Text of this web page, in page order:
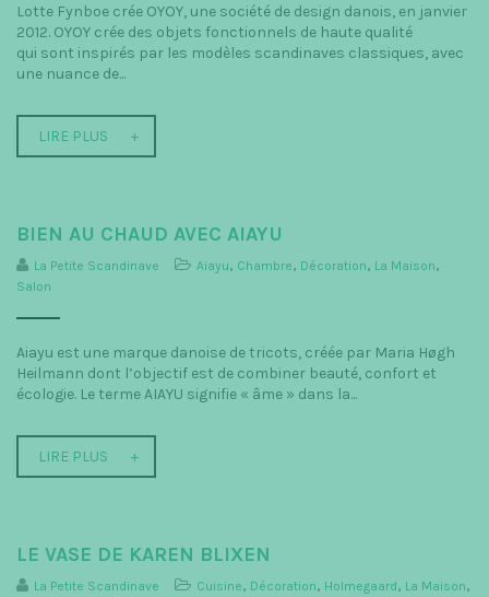
Lotte Fynboe crée OYOY, une société de design danois, en janvier
2012. OYOY crée des objets fonctionnels de haute qualité
qui sont inspirés par les modèles scandinaves classiques, avec
une nuance de...
LIRE PLUS
BIEN AU CHAUD AVEC AIAYU
La Petite Scandinave Aiayu, Chambre, Décoration, La Maison,
Salon
Aiayu est une marque danoise de tricots, créée par Maria Høgh
Heilmann dont l’objectif est de combiner beauté, confort et
écologie. Le terme AIAYU signifie « âme » dans la...
LIRE PLUS
LE VASE DE KAREN BLIXEN
La Petite Scandinave Cuisine, Décoration, Holmegaard, La Maison,